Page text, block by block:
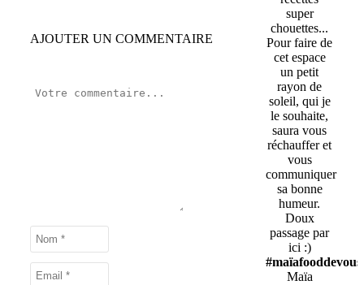
AJOUTER UN COMMENTAIRE
super
chouettes...
Pour faire de
cet espace
un petit
rayon de
soleil, qui je
le souhaite,
saura vous
réchauffer et
vous
communiquer
sa bonne
humeur.
Doux
passage par
ici :)
#maïafooddevous
Maïa